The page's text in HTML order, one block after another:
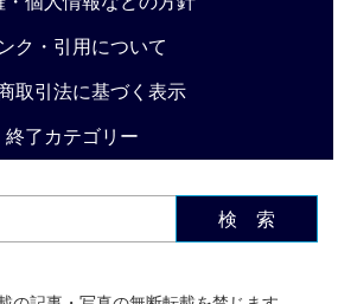
ク・引用について
取引法に基づく表示
終了カテゴリー
検 索